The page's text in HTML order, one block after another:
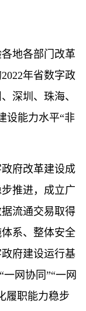
地各部门改革
年省数字政
深圳、珠海、
设能力水平“非
府改革建设成
推进，成立广
流通交易取得
系、整体安全
府建设运行基
网协同”“一网
履职能力稳步